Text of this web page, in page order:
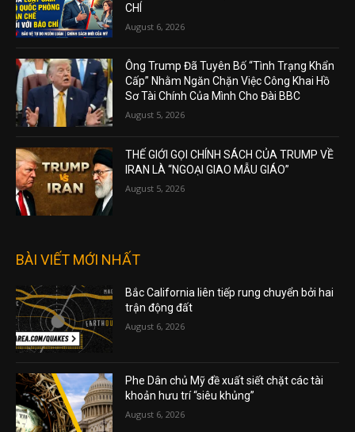
CHÍ
August 6, 2026
Ông Trump Đã Tuyên Bố “Tình Trạng Khẩn
Cấp” Nhằm Ngăn Chặn Việc Công Khai Hồ
Sơ Tài Chính Của Mình Cho Đài BBC
August 5, 2026
THẾ GIỚI GỌI CHÍNH SÁCH CỦA TRUMP VỀ
IRAN LÀ “NGOẠI GIAO MẪU GIÁO”
August 5, 2026
BÀI VIẾT MỚI NHẤT
Bắc California liên tiếp rung chuyển bởi hai
trận động đất
August 6, 2026
Phe Dân chủ Mỹ đề xuất siết chặt các tài
khoản hưu trí “siêu khủng”
August 6, 2026